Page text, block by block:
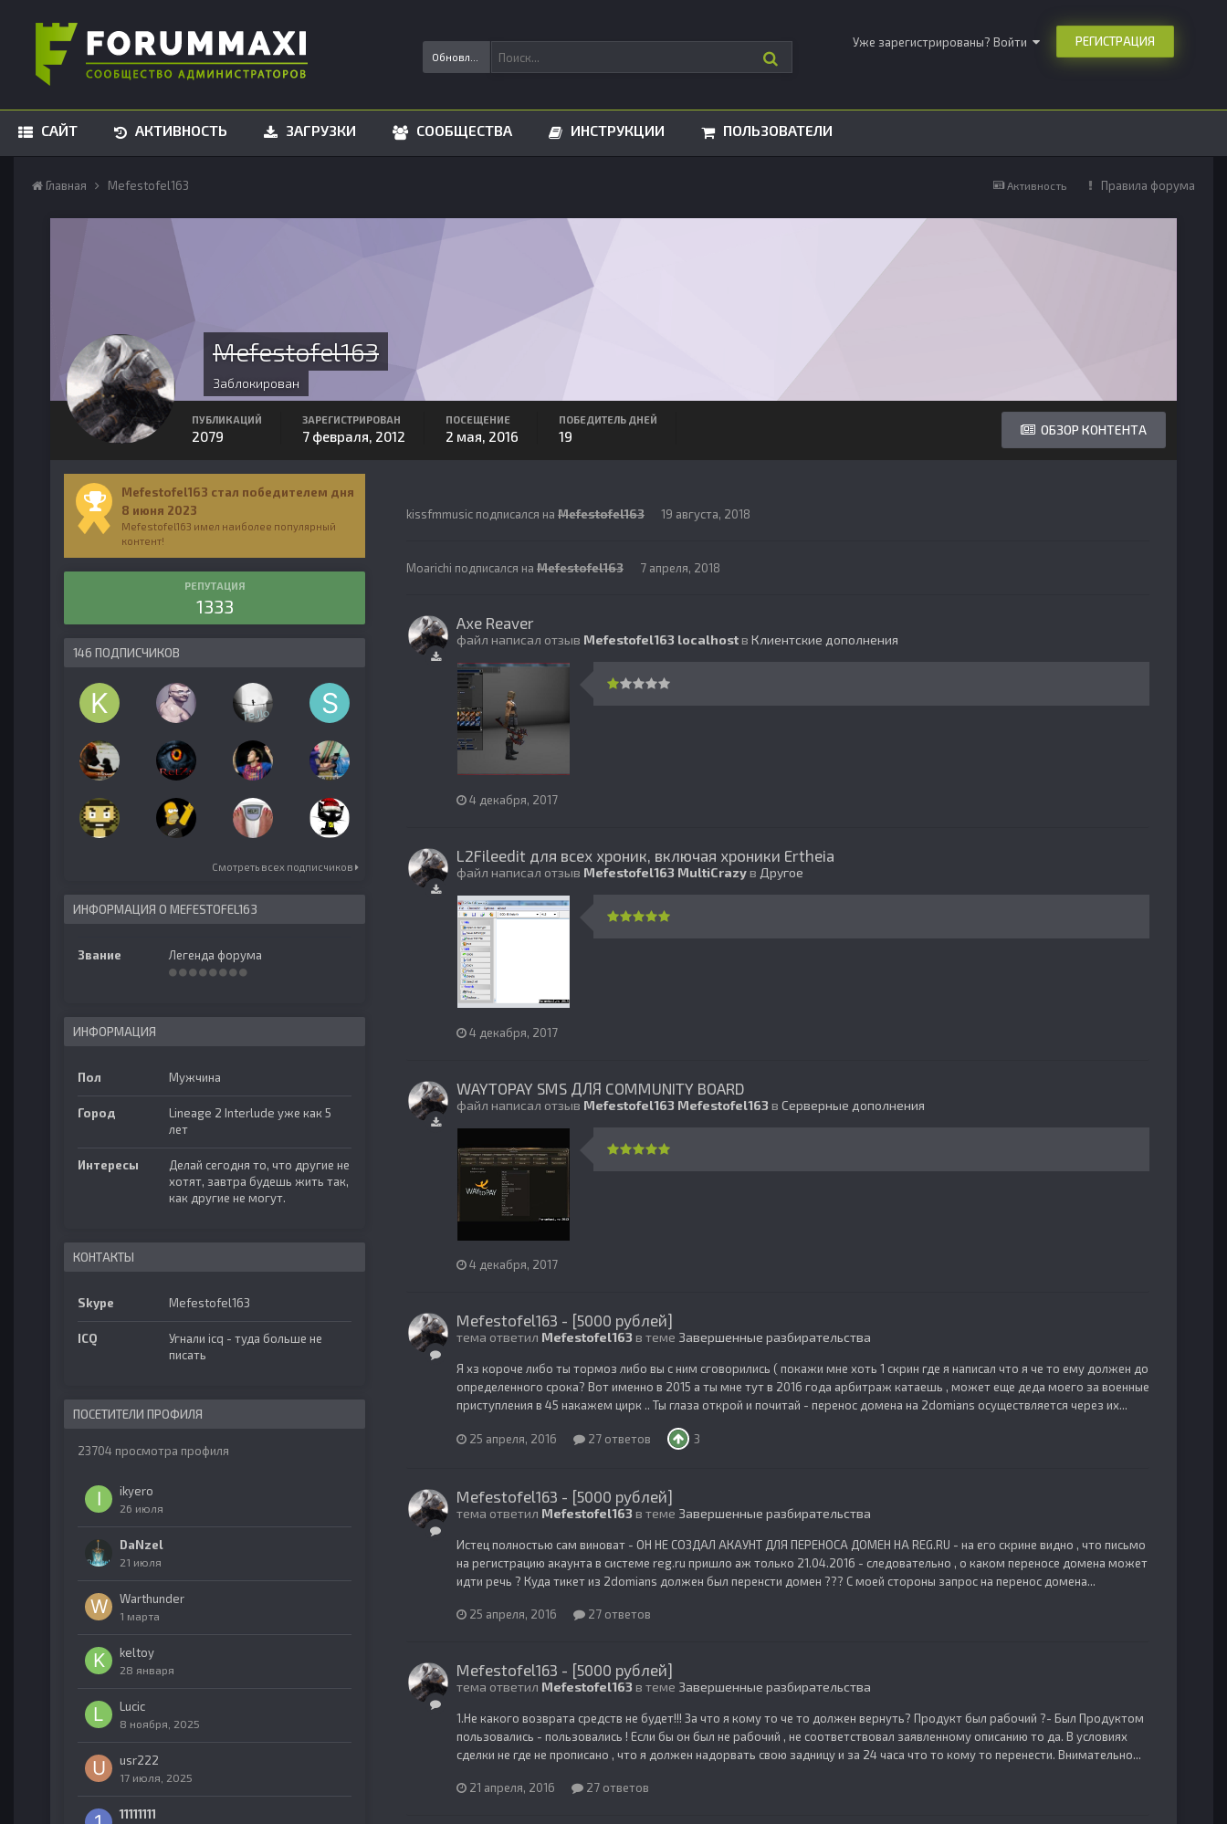
Уже зарегистрированы? Войти РЕГИСТРАЦИЯ
САЙТ АКТИВНОСТЬ ЗАГРУЗКИ СООБЩЕСТВА ИНСТРУКЦИИ ПОЛЬЗОВАТЕЛИ
Активность Правила форума
Главная Mefestofel163
Mefestofel163
Заблокирован
ОБЗОР КОНТЕНТА
ПУБЛИКАЦИЙ
2079
ЗАРЕГИСТРИРОВАН
7 февраля, 2012
ПОСЕЩЕНИЕ
2 мая, 2016
ПОБЕДИТЕЛЬ ДНЕЙ
19
Mefestofel163 стал победителем дня
8 июня 2023
Mefestofel163 имел наиболее популярный
контент!
РЕПУТАЦИЯ
1333
146 ПОДПИСЧИКОВ
Смотреть всех подписчиков
ИНФОРМАЦИЯ О MEFESTOFEL163
Звание Легенда форума
ИНФОРМАЦИЯ
Пол Мужчина
Город
Lineage 2 Interlude уже как 5
лет
Интересы
Делай сегодня то, что другие не
хотят, завтра будешь жить так,
как другие не могут.
КОНТАКТЫ
Skype Mefestofel163
ICQ
Угнали icq - туда больше не
писать
ПОСЕТИТЕЛИ ПРОФИЛЯ
23704 просмотра профиля
ikyero
26 июля
DaNzel
21 июля
Warthunder
1 марта
keltoy
28 января
Lucic
8 ноября, 2025
usr222
17 июля, 2025
11111111
kissfmmusic подписался на Mefestofel163 19 августа, 2018
Moarichi подписался на Mefestofel163 7 апреля, 2018
Axe Reaver
файл написал отзыв Mefestofel163 localhostв Клиентские дополнения
4 декабря, 2017
L2Fileedit для всех хроник, включая хроники Ertheia
файл написал отзыв Mefestofel163 MultiCrazyв Другое
4 декабря, 2017
WAYTOPAY SMS ДЛЯ COMMUNITY BOARD
файл написал отзыв Mefestofel163 Mefestofel163 в Серверные дополнения
4 декабря, 2017
Mefestofel163 - [5000 рублей]
тема ответил Mefestofel163 в теме Завершенные разбирательства
Я хз короче либо ты тормоз либо вы с ним сговорились ( покажи мне хоть 1 скрин где я написал что я че то ему должен до
определенного срока? Вот именно в 2015 а ты мне тут в 2016 года арбитраж катаешь , может еще деда моего за военные
приступления в 45 накажем цирк .. Ты глаза открой и почитай - перенос домена на 2domians осуществляется через их...
25 апреля, 2016 27 ответов 3
Mefestofel163 - [5000 рублей]
тема ответил Mefestofel163 в теме Завершенные разбирательства
Истец полностью сам виноват - ОН НЕ СОЗДАЛ АКАУНТ ДЛЯ ПЕРЕНОСА ДОМЕН НА REG.RU - на его скрине видно , что письмо
на регистрацию акаунта в системе reg.ru пришло аж только 21.04.2016 - следовательно , о каком переносе домена может
идти речь ? Куда тикет из 2domians должен был перенсти домен ??? С моей стороны запрос на перенос домена...
25 апреля, 2016 27 ответов
Mefestofel163 - [5000 рублей]
тема ответил Mefestofel163 в теме Завершенные разбирательства
1.Не какого возврата средств не будет!!! За что я кому то че то должен вернуть? Продукт был рабочий ?- Был Продуктом
пользовались - пользовались ! Если бы он был не рабочий , не соответствовал заявленному описанию то да. В условиях
сделки не где не прописано , что я должен надорвать свою задницу и за 24 часа что то кому то перенести. Внимательно...
21 апреля, 2016 27 ответов